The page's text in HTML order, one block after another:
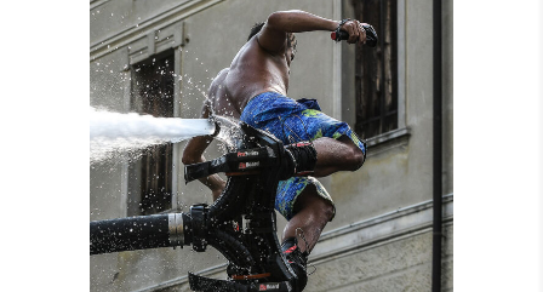
NOLEGGIO
ATTREZZATURE